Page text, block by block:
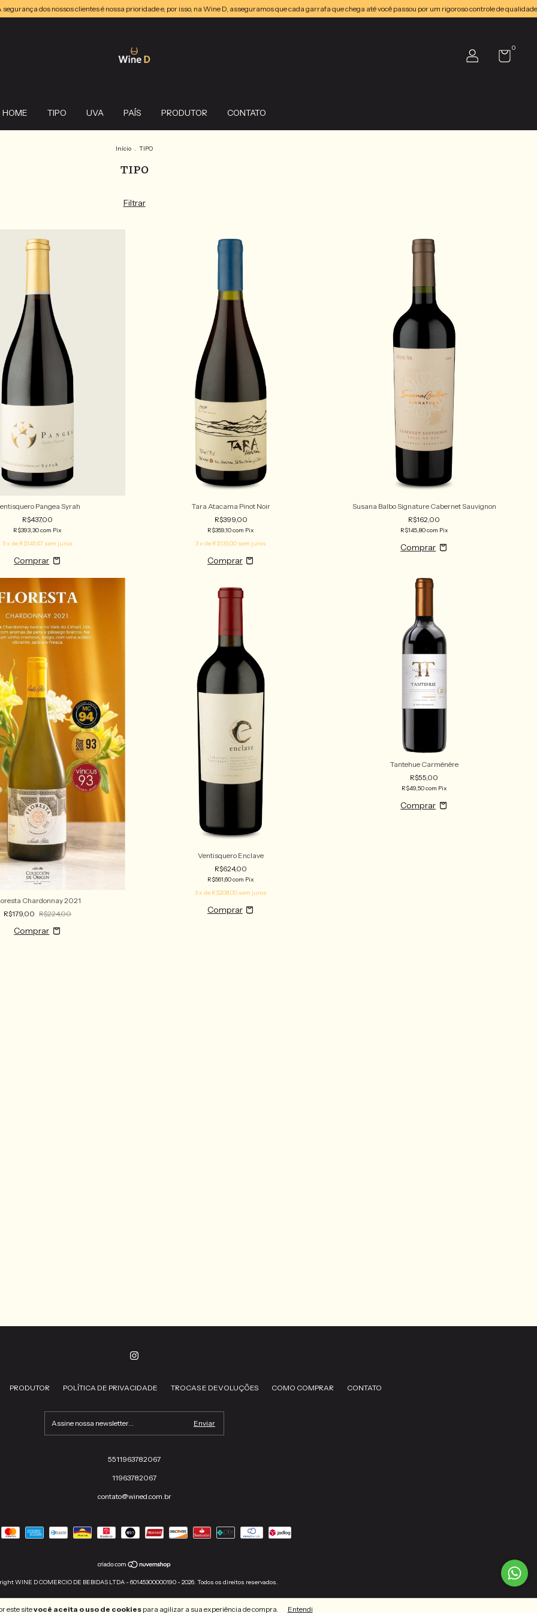
nossos clientes é nossa prioridade e, por isso, na Wine D, asseguramos que cada garrafa que chega até você passou por um rigoroso controle de qualidade.
0
HOME TIPO UVA PAÍS PRODUTOR CONTATO
este sitevocê aceita o uso de cookiespara agilizar a sua experiência de compra. Entendi
Início . TIPO
TIPO
Filtrar
Pangea Syrah
R$437,00
R$393,30com Pix
3x de R$145,67 sem juros
Tara Atacama Pinot Noir
R$399,00
R$359,10com Pix
3x de R$133,00 sem juros
Susana Balbo Signature Cabernet Sauvignon
R$162,00
R$145,80com Pix
Chardonnay 2021
R$179,00 R$224,00
Ventisquero Enclave
R$624,00
R$561,60com Pix
3 x de R$208,00 sem juros
Tantehue Carménère
R$55,00
R$49,50com Pix
PRODUTOR POLÍTICA DE PRIVACIDADE TROCAS E DEVOLUÇÕES COMO COMPRAR CONTATO
5511963782067
11963782067
contato@wined.com.br
WINE D COMERCIO DE BEBIDAS LTDA - 60145300000190 - 2026. Todos os direitos reservados.